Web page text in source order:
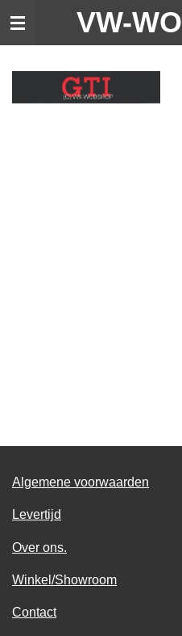
Ga
de
hoofdinhoud
VW-WO
Algemene voorwaarden
Levertijd
Over ons.
Winkel/Showroom
Contact